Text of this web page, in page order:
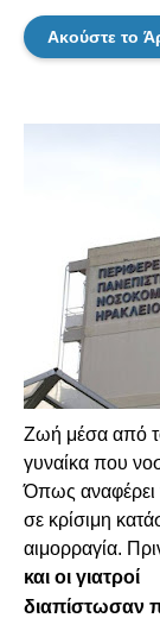
Ακούστε το
Ζωή μέσα από
γυναίκα που
Όπως αναφέρει
σε κρίσιμη
αιμορραγία.
και οι γιατροί
διαπίστωσαν